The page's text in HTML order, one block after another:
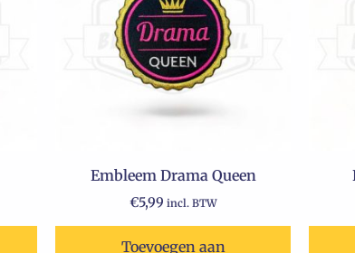
Embleem Drama Queen
€5,99 incl. BTW
Toevoegen aan